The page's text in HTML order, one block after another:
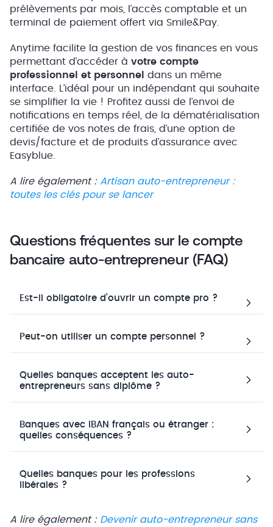
prélèvements par mois, l’accès comptable et un
terminal de paiement offert via Smile&Pay.
Anytime facilite la gestion de vos finances en vous
permettant d’accéder à votre compte
professionnel et personnel dans un même
interface. L’idéal pour un indépendant qui souhaite
se simplifier la vie ! Profitez aussi de l’envoi de
notifications en temps réel, de la dématérialisation
certifiée de vos notes de frais, d’une option de
devis/facture et de produits d’assurance avec
Easyblue.
A lire également : Artisan auto-entrepreneur :
toutes les clés pour se lancer
Questions fréquentes sur le compte
bancaire auto-entrepreneur (FAQ)
Est-il obligatoire d’ouvrir un compte pro ?
Peut-on utiliser un compte personnel ?
Quelles banques acceptent les auto-
entrepreneurs sans diplôme ?
Banques avec IBAN français ou étranger :
quelles conséquences ?
Quelles banques pour les professions
libérales ?
A lire également : Devenir auto-entrepreneur sans